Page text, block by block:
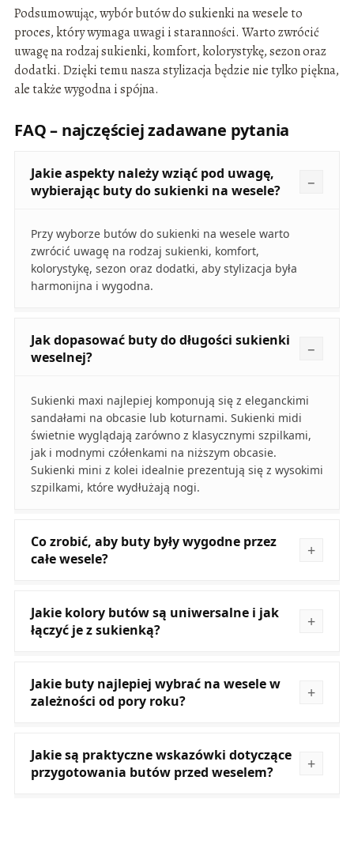
Podsumowując, wybór butów do sukienki na wesele to
proces, który wymaga uwagi i staranności. Warto zwrócić
uwagę na rodzaj sukienki, komfort, kolorystykę, sezon oraz
dodatki. Dzięki temu nasza stylizacja będzie nie tylko piękna,
ale także wygodna i spójna.
FAQ – najczęściej zadawane pytania
Jakie aspekty należy wziąć pod uwagę,
wybierając buty do sukienki na wesele?
Przy wyborze butów do sukienki na wesele warto
zwrócić uwagę na rodzaj sukienki, komfort,
kolorystykę, sezon oraz dodatki, aby stylizacja była
harmonijna i wygodna.
Jak dopasować buty do długości sukienki
weselnej?
Sukienki maxi najlepiej komponują się z eleganckimi
sandałami na obcasie lub koturnami. Sukienki midi
świetnie wyglądają zarówno z klasycznymi szpilkami,
jak i modnymi czółenkami na niższym obcasie.
Sukienki mini z kolei idealnie prezentują się z wysokimi
szpilkami, które wydłużają nogi.
Co zrobić, aby buty były wygodne przez
całe wesele?
Jakie kolory butów są uniwersalne i jak
łączyć je z sukienką?
Jakie buty najlepiej wybrać na wesele w
zależności od pory roku?
Jakie są praktyczne wskazówki dotyczące
przygotowania butów przed weselem?